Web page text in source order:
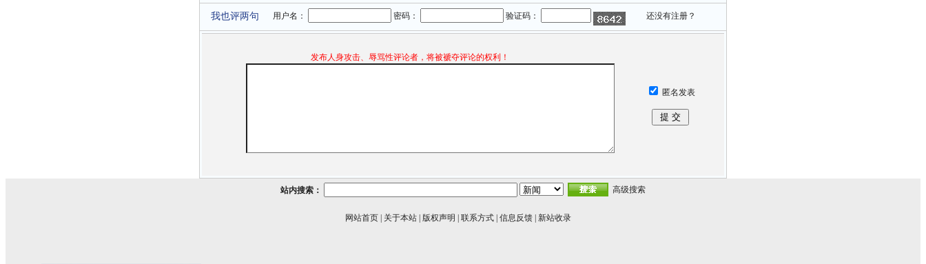
我也评两句 用户名： 密码： 验证码： 还没有注册？
发布人身攻击、辱骂性评论者，将被褫夺评论的权利！
匿名发表
站内搜索： 高级搜索
网站首页 关于本站 版权声明 联系方式 信息反馈 新站收录